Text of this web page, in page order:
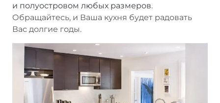
и полуостровом любых размеров.
Обращайтесь, и Ваша кухня будет радовать
Вас долгие годы.